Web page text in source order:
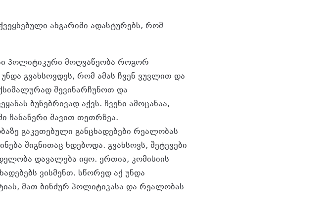
ანგარიში ადასტურებს, რომ
პოლიტიკური მოღვაწეობა როგორ
გვახსოვდეს, რომ ამას ჩვენ ვუვლით და
შევინარჩუნოთ და
ბუნებრივად აქვს. ჩვენი ამოცანაა,
შავით თეთრზეა.
გაკეთებული განცხადებები რეალობას
შიგნითაც ხდებოდა. გვახსოვს, შეტევები
დავალება იყო. ერთია, კომისიის
ვისმენთ. სწორედ აქ უნდა
მათ ბინძურ პოლიტიკასა და რეალობას